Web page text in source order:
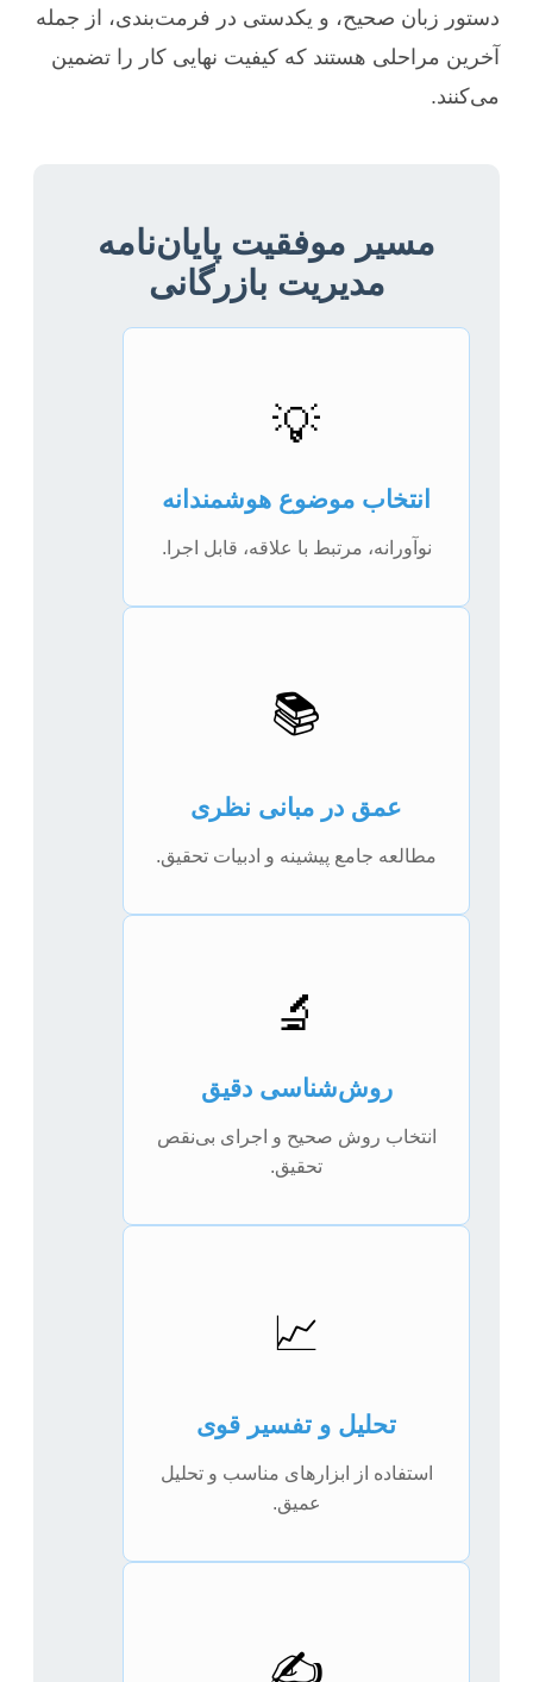
دستور زبان صحیح، و یکدستی در فرمت‌بندی، از جمله
آخرین مراحلی هستند که کیفیت نهایی کار را تضمین
می‌کنند.
مسیر موفقیت پایان‌نامه
مدیریت بازرگانی
💡
انتخاب موضوع هوشمندانه
نوآورانه، مرتبط با علاقه، قابل اجرا.
📚
عمق در مبانی نظری
مطالعه جامع پیشینه و ادبیات تحقیق.
🔬
روش‌شناسی دقیق
انتخاب روش صحیح و اجرای بی‌نقص
تحقیق.
📈
تحلیل و تفسیر قوی
استفاده از ابزارهای مناسب و تحلیل
عمیق.
✍️